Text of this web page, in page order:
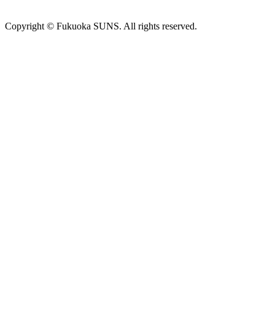
Copyright © Fukuoka SUNS. All rights reserved.